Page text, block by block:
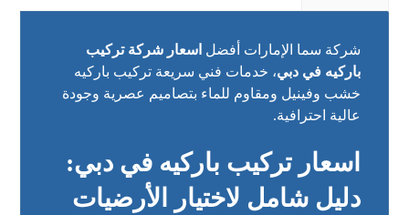
شركة سما الإمارات أفضل اسعار شركة تركيب
باركيه في دبي، خدمات فني سريعة تركيب باركيه
خشب وفينيل ومقاوم للماء بتصاميم عصرية وجودة
عالية احترافية.
اسعار تركيب باركيه في دبي:
دليل شامل لاختيار الأرضيات